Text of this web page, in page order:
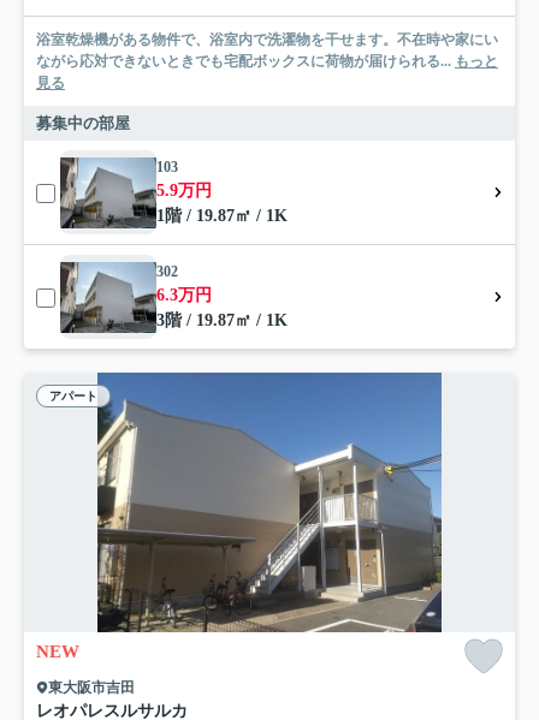
浴室乾燥機がある物件で、浴室内で洗濯物を干せます。不在時や家にい
ながら応対できないときでも宅配ボックスに荷物が届けられる... もっと
見る
募集中の部屋
103
5.9万円
1階 / 19.87㎡ / 1K
302
6.3万円
3階 / 19.87㎡ / 1K
アパート
NEW
東大阪市吉田
レオパレスルサルカ